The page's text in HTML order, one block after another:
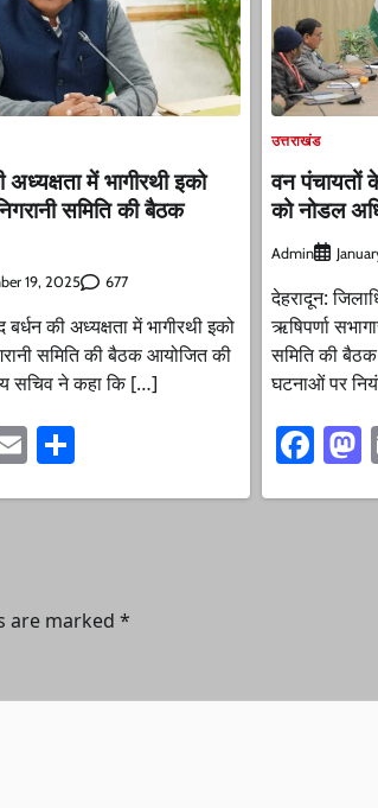
में भागीरथी इको
समिति की बैठक
19, 2025 677
की अध्यक्षता में भागीरथी इको
समिति की बैठक आयोजित की
सचिव ने कहा कि […]
EmailShare
उत्तराखंड
वन पंचायतों
को नोडल
Admin
देहरादून:
ऋषिपर्णा
समिति की
घटनाओं पर
are marked *